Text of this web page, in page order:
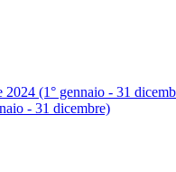
(1° gennaio - 31
- 31 dicembre)